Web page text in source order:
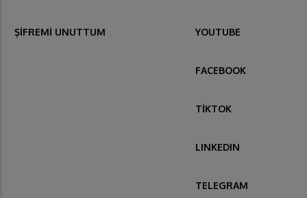
ŞİFREMİ UNUTTUM YOUTUBE
FACEBOOK
TİKTOK
LINKEDIN
TELEGRAM